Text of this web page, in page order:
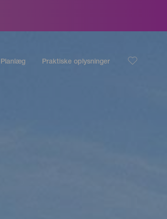
Planlæg Praktiske oplysninger